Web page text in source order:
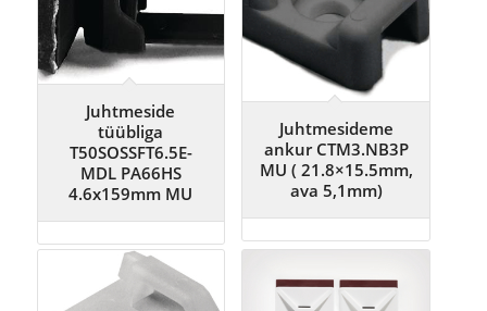
Juhtmeside
tüübliga
T50SOSSFT6.5E-
MDL PA66HS
4.6x159mm MU
Juhtmesideme
ankur CTM3.NB3P
MU ( 21.8×15.5mm,
ava 5,1mm)